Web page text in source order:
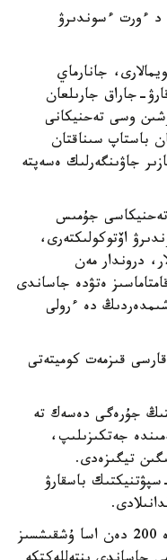
د ءورت ءسوندىرۋ
جانارماي
جاراق جارىلعان
وسى تەحنيكانى
باستاپ سىناقتان
جاۋىنگەرلىك ەسەپتە
تەحنيكاسى جۇمىس
اۆتوكولىكتەرى،
دروندار مەن
ەتۋدە جاساندى
دە ءرولى
قىزمەت كوميتەتى
جۇرەگى دەسەك تە
جەتكىزىلىپ،
تيگىزەدى.
باسقارۋ
قازىر توتەنشە جاعدايلار مينيسترلىگىندە 200 دەن اسا ۇشقىشسىز